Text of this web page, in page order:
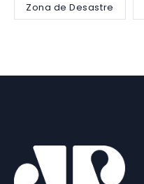
Zona de Desastre